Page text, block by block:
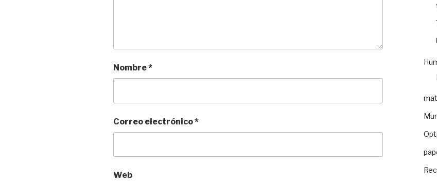
Nombre*
Correo electrónico*
Web